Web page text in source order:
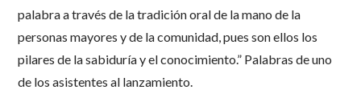
palabra a través de la tradición oral de la mano de la
personas mayores y de la comunidad, pues son ellos los
pilares de la sabiduría y el conocimiento.” Palabras de uno
de los asistentes al lanzamiento.